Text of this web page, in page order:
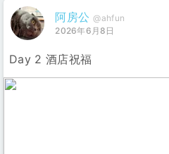
阿房公 @ahfun
2026年6月8日
Day 2 酒店祝福